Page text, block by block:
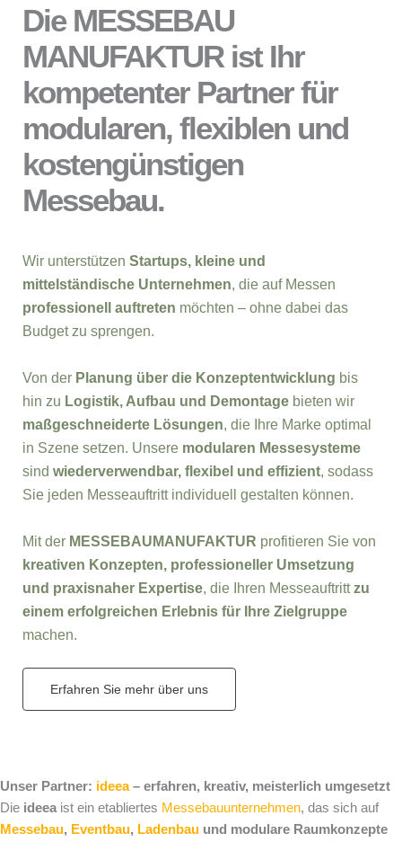
Die MESSEBAU
MANUFAKTUR ist Ihr
kompetenter Partner für
modularen, flexiblen und
kostengünstigen
Messebau.
Wir unterstützen Startups, kleine und
mittelständische Unternehmen, die auf Messen
professionell auftreten möchten – ohne dabei das
Budget zu sprengen.
Von der Planung über die Konzeptentwicklung bis
hin zu Logistik, Aufbau und Demontage bieten wir
maßgeschneiderte Lösungen, die Ihre Marke optimal
in Szene setzen. Unsere modularen Messesysteme
sind wiederverwendbar, flexibel und effizient, sodass
Sie jeden Messeauftritt individuell gestalten können.
Mit der MESSEBAUMANUFAKTUR profitieren Sie von
kreativen Konzepten, professioneller Umsetzung
und praxisnaher Expertise, die Ihren Messeauftrittzu
einem erfolgreichen Erlebnis für Ihre Zielgruppe
machen.
Erfahren Sie mehr über uns
Unser Partner: ideea– erfahren, kreativ, meisterlich umgesetzt
Die ideea ist ein etabliertes Messebauunternehmen, das sich auf
Messebau, Eventbau, Ladenbau und modulare Raumkonzepte